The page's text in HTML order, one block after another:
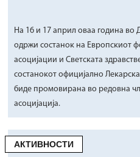
На 16 и 17 април оваа година во
одржи состанок на Европскиот
асоцијации и Светската
состанокот официјално
биде промовирана во редовна
асоцијација.
АКТИВНОСТИ